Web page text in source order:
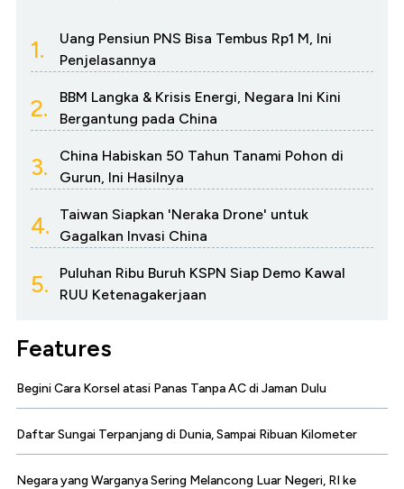
1.
Uang Pensiun PNS Bisa Tembus Rp1 M, Ini
Penjelasannya
2.
BBM Langka & Krisis Energi, Negara Ini Kini
Bergantung pada China
3.
China Habiskan 50 Tahun Tanami Pohon di
Gurun, Ini Hasilnya
4.
Taiwan Siapkan 'Neraka Drone' untuk
Gagalkan Invasi China
5.
Puluhan Ribu Buruh KSPN Siap Demo Kawal
RUU Ketenagakerjaan
Features
Begini Cara Korsel atasi Panas Tanpa AC di Jaman Dulu
Daftar Sungai Terpanjang di Dunia, Sampai Ribuan Kilometer
Negara yang Warganya Sering Melancong Luar Negeri, RI ke